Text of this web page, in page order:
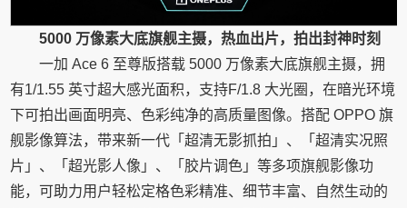
5000 万像素大底旗舰主摄，热血出片，拍出封神时刻
一加 Ace 6 至尊版搭载 5000 万像素大底旗舰主摄，拥
有1/1.55 英寸超大感光面积，支持F/1.8 大光圈，在暗光环境
下可拍出画面明亮、色彩纯净的高质量图像。搭配 OPPO 旗
舰影像算法，带来新一代「超清无影抓拍」、「超清实况照
片」、「超光影人像」、「胶片调色」等多项旗舰影像功
能，可助力用户轻松定格色彩精准、细节丰富、自然生动的